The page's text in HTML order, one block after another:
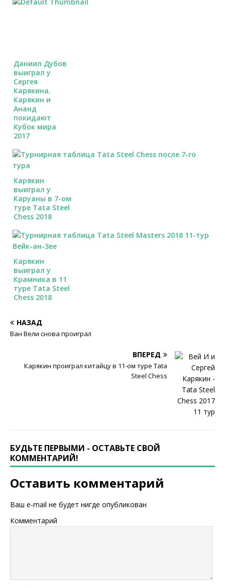
Даниил Дубов
выиграл у
Сергея
Карякина.
Карякин и
Ананд
покидают
Кубок мира
2017
Карякин
выиграл у
Каруаны в 7-ом
туре Tata Steel
Chess 2018
Карякин
выиграл у
Крамника в 11
туре Tata Steel
Chess 2018
НАЗАД
Ван Вели снова проиграл
ВПЕРЕД
Карякин проиграл китайцу в 11-ом туре Tata
Steel Chess
БУДЬТЕ ПЕРВЫМИ - ОСТАВЬТЕ СВОЙ
КОММЕНТАРИЙ!
Оставить комментарий
Ваш e-mail не будет нигде опубликован
Комментарий